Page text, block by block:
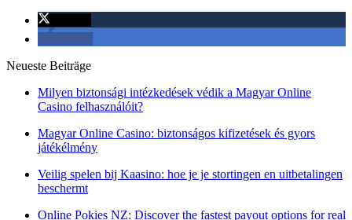
Neueste Beiträge
Milyen biztonsági intézkedések védik a Magyar Online
Casino felhasználóit?
Magyar Online Casino: biztonságos kifizetések és gyors
játékélmény
Veilig spelen bij Kaasino: hoe je je stortingen en uitbetalingen
beschermt
Online Pokies NZ: Discover the fastest payout options for real